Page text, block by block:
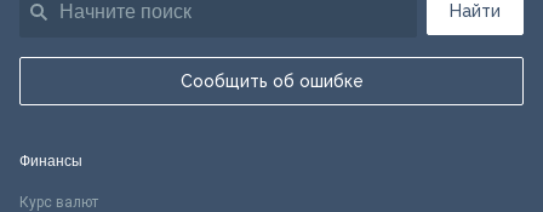
Найти
Сообщить об ошибке
Финансы
Курс валют